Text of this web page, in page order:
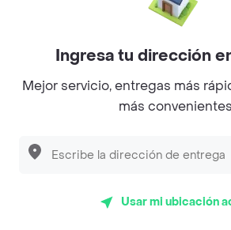
¿Dónde comprar Café en
Carrera 28a #18-29, Bogotá,
Preguntas frecuentes
¿Tostao Cafe & Pan hace entrega a
Ingresa tu dirección
Mejor servicio, entregas más
más
Usar mi ubicación